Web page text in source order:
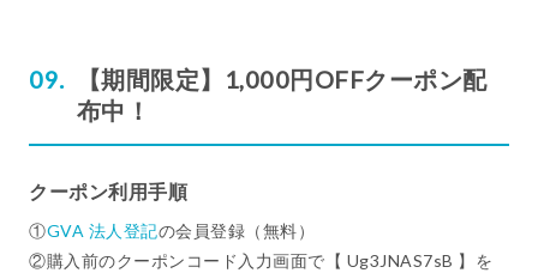
【期間限定】1,000円OFFクーポン配
布中！
クーポン利用手順
①GVA 法人登記の会員登録（無料）
②購入前のクーポンコード入力画面で【 Ug3JNAS7sB 】を